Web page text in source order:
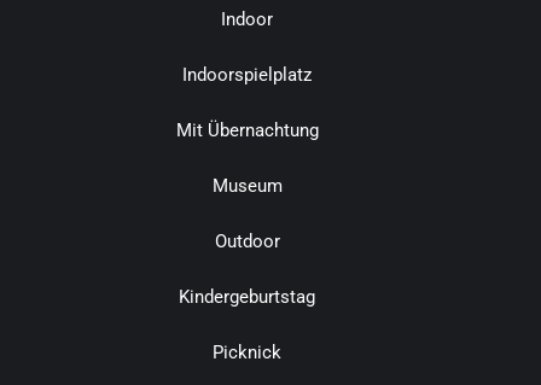
Indoor
Indoorspielplatz
Mit Übernachtung
Museum
Outdoor
Kindergeburtstag
Picknick